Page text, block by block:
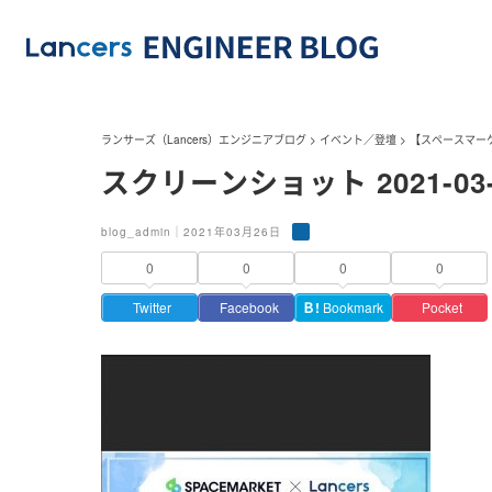
ランサーズ（Lancers）エンジニアブログ > イベント／登壇 > 【スペースマ
スクリーンショット 2021-
blog_admin｜2021年03月26日
0
Twitter
0
Facebook
0
Ｂ! Bookmark
0
Pocket